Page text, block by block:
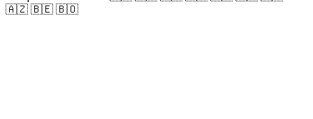
🇦🇿 🇧🇪 🇧🇴